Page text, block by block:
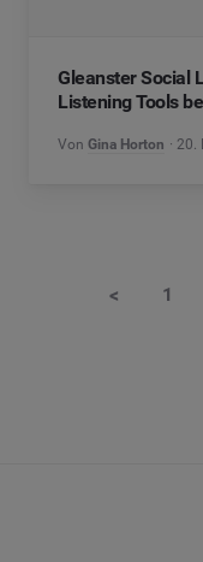
Gleanster Social
Listening Tools
Von Gina Horton 20.
< 1